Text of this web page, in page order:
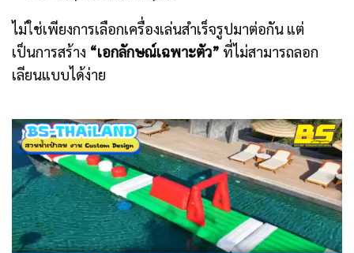
ไม่ใช่เพียงการเลือกเครื่องเล่นสำเร็จรูปมาต่อกัน แต่
เป็นการสร้าง “เอกลักษณ์เฉพาะตัว” ที่ไม่สามารถลอก
เลียนแบบได้ง่าย